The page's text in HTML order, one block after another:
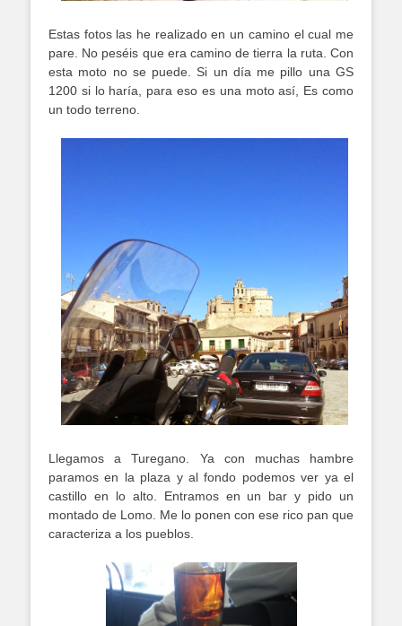
Estas fotos las he realizado en un camino el cual me
pare. No peséis que era camino de tierra la ruta. Con
esta moto no se puede. Si un día me pillo una GS
1200 si lo haría, para eso es una moto así, Es como
un todo terreno.
Llegamos a Turegano. Ya con muchas hambre
paramos en la plaza y al fondo podemos ver ya el
castillo en lo alto. Entramos en un bar y pido un
montado de Lomo. Me lo ponen con ese rico pan que
caracteriza a los pueblos.